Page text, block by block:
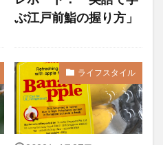
ぶ江戸前鮨の握り方」
ライフスタイル